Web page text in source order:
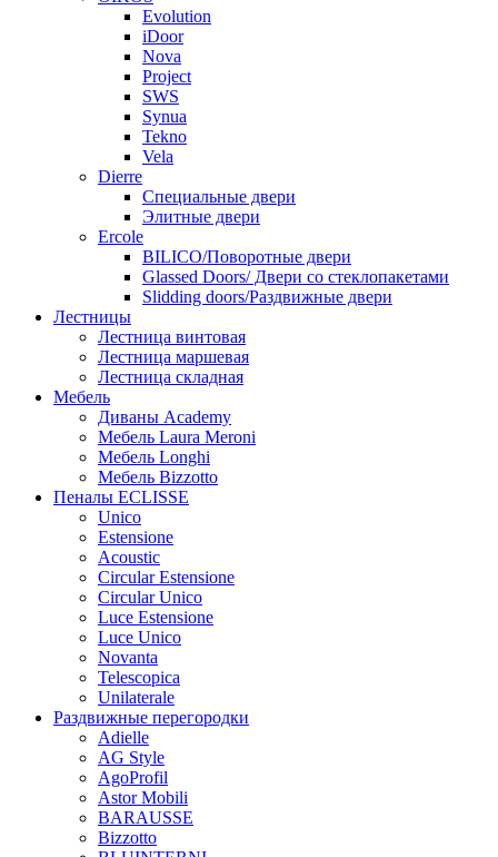
Evolution
iDoor
Nova
Project
SWS
Synua
Tekno
Vela
Dierre
Специальные двери
Элитные двери
Ercole
BILICO/Поворотные двери
Glassed Doors/ Двери со стеклопакетами
Slidding doors/Раздвижные двери
Лестницы
Лестница винтовая
Лестница маршевая
Лестница складная
Мебель
Диваны Academy
Мебель Laura Meroni
Мебель Longhi
Мебель Bizzotto
Пеналы ECLISSE
Unico
Estensione
Acoustic
Circular Estensione
Circular Unico
Luce Estensione
Luce Unico
Novanta
Telescopica
Unilaterale
Раздвижные перегородки
Adielle
AG Style
AgoProfil
Astor Mobili
BARAUSSE
Bizzotto